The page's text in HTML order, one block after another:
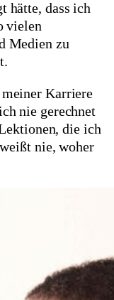
hätte, dass ich
vielen
Medien zu
meiner Karriere
nie gerechnet
die ich
nie, woher